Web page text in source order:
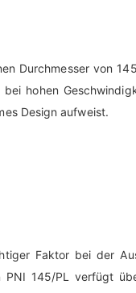
Durchmesser von
hohen
Design aufweist.
Faktor bei der
PNI 145/PL verfügt